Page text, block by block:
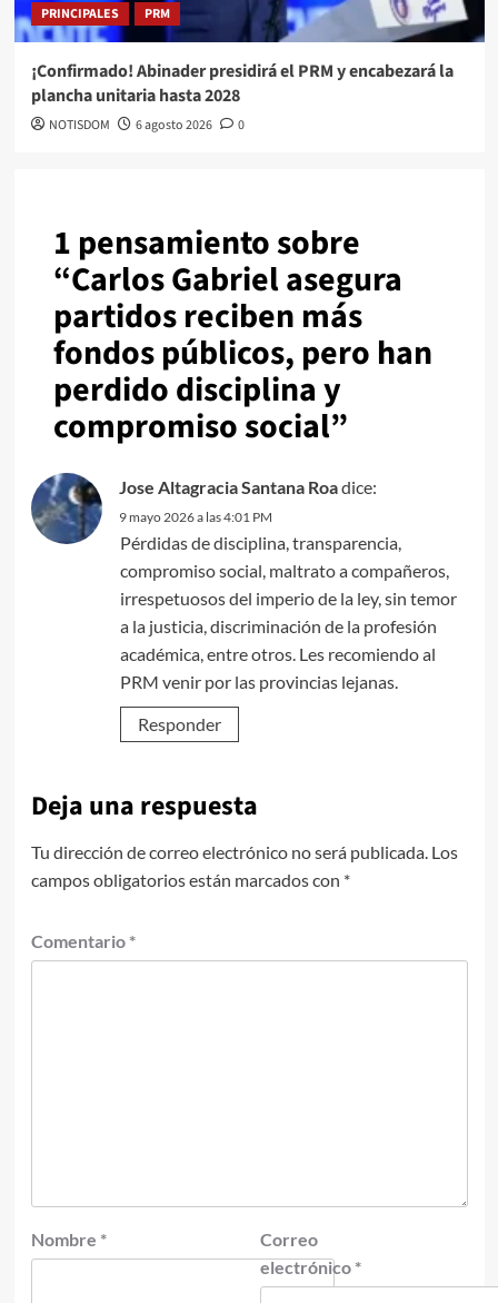
PRINCIPALES PRM
¡Confirmado! Abinader presidirá el PRM y encabezará la
plancha unitaria hasta 2028
NOTISDOM 6 agosto 2026 0
1 pensamiento sobre
“Carlos Gabriel asegura
partidos reciben más
fondos públicos, pero han
perdido disciplina y
compromiso social”
Jose Altagracia Santana Roadice:
9 mayo 2026 a las 4:01 PM
Pérdidas de disciplina, transparencia,
compromiso social, maltrato a compañeros,
irrespetuosos del imperio de la ley, sin temor
a la justicia, discriminación de la profesión
académica, entre otros. Les recomiendo al
PRM venir por las provincias lejanas.
Responder
Deja una respuesta
Tu dirección de correo electrónico no será publicada. Los
campos obligatorios están marcados con *
Comentario *
Nombre *
Correo
electrónico *